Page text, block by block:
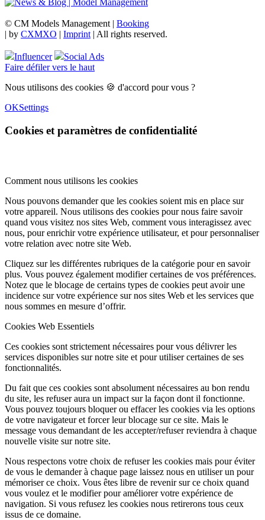
© CM Models Management | Booking
by CXMXO Imprint| All rights reserved.
Influencer
Social Ads
Faire défiler vers le haut
Nous utilisons des cookies 🍪 d'accord pour vous ?
OKSettings
Cookies et paramètres de confidentialité
Comment nous utilisons les cookies
Nous pouvons demander que les cookies soient mis en place sur
votre appareil. Nous utilisons des cookies pour nous faire savoir
quand vous visitez nos sites Web, comment vous interagissez avec
nous, pour enrichir votre expérience utilisateur, et pour personnaliser
votre relation avec notre site Web.
Cliquez sur les différentes rubriques de la catégorie pour en savoir
plus. Vous pouvez également modifier certaines de vos préférences.
Notez que le blocage de certains types de cookies peut avoir une
incidence sur votre expérience sur nos sites Web et les services que
nous sommes en mesure d’offrir.
Cookies Web Essentiels
Ces cookies sont strictement nécessaires pour vous délivrer les
services disponibles sur notre site et pour utiliser certaines de ses
fonctionnalités.
Du fait que ces cookies sont absolument nécessaires au bon rendu
du site, les refuser aura un impact sur la façon dont il fonctionne.
Vous pouvez toujours bloquer ou effacer les cookies via les options
de votre navigateur et forcer leur blocage sur ce site. Mais le
message vous demandant de les accepter/refuser reviendra à chaque
nouvelle visite sur notre site.
Nous respectons votre choix de refuser les cookies mais pour éviter
de vous le demander à chaque page laissez nous en utiliser un pour
mémoriser ce choix. Vous êtes libre de revenir sur ce choix quand
vous voulez et le modifier pour améliorer votre expérience de
navigation. Si vous refusez les cookies nous retirerons tous ceux
issus de ce domaine.